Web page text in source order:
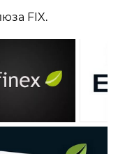
FIX.